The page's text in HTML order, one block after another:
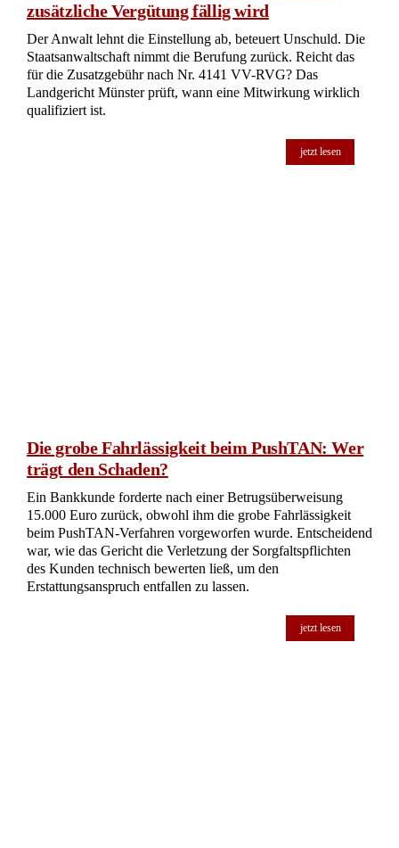
zusätzliche Vergütung fällig wird
Der Anwalt lehnt die Einstellung ab, beteuert Unschuld. Die
Staatsanwaltschaft nimmt die Berufung zurück. Reicht das
für die Zusatzgebühr nach Nr. 4141 VV-RVG? Das
Landgericht Münster prüft, wann eine Mitwirkung wirklich
qualifiziert ist.
jetzt lesen
Die grobe Fahrlässigkeit beim PushTAN: Wer
trägt den Schaden?
Ein Bankkunde forderte nach einer Betrugsüberweisung
15.000 Euro zurück, obwohl ihm die grobe Fahrlässigkeit
beim PushTAN-Verfahren vorgeworfen wurde. Entscheidend
war, wie das Gericht die Verletzung der Sorgfaltspflichten
des Kunden technisch bewerten ließ, um den
Erstattungsanspruch entfallen zu lassen.
jetzt lesen